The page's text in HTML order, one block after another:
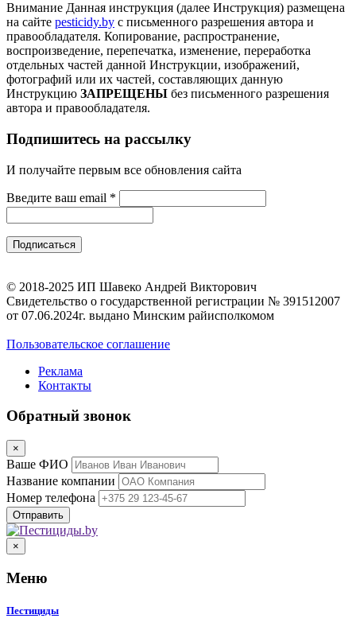
Внимание Данная инструкция (далее Инструкция) размещена
на сайте pesticidy.by с письменного разрешения автора и
правообладателя. Копирование, распространение,
воспроизведение, перепечатка, изменение, переработка
отдельных частей данной Инструкции, изображений,
фотографий или их частей, составляющих данную
Инструкцию ЗАПРЕЩЕНЫ без письменного разрешения
автора и правообладателя.
Подпишитесь на рассылку
И получайте первым все обновления сайта
Введите ваш email *
© 2018-2025 ИП Шавеко Андрей Викторович
Свидетельство о государственной регистрации № 391512007
от 07.06.2024г. выдано Минским райисполкомом
Пользовательское соглашение
Реклама
Контакты
Обратный звонок
×
Ваше ФИО
Название компании
Номер телефона
×
Меню
Пестициды